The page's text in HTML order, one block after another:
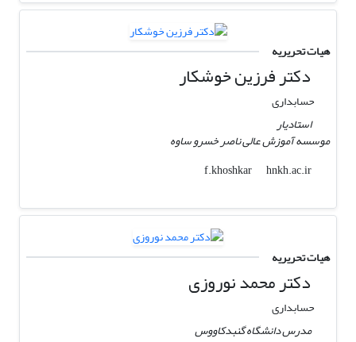
هیات تحریریه
دکتر فرزین خوشکار
حسابداری
استادیار
موسسه آموزش عالی ناصر خسرو ساوه
f.khoshkar
hnkh.ac.ir
هیات تحریریه
دکتر محمد نوروزی
حسابداری
مدرس دانشگاه گنبدکاووس